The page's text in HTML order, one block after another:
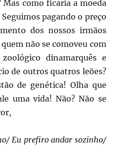
Mas como ficaria a moeda
pagando o preço
dos nossos irmãos
não se comoveu com
dinamarquês e
de outros quatros leões?
de genética! Olha que
uma vida! Não? Não se
Eu prefiro andar sozinho/